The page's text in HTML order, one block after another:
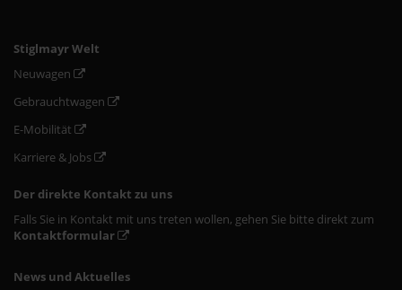
Stiglmayr Welt
Neuwagen
Gebrauchtwagen
E-Mobilität
Karriere & Jobs
Der direkte Kontakt zu uns
Falls Sie in Kontakt mit uns treten wollen, gehen Sie bitte direkt zum
Kontaktformular
News und Aktuelles